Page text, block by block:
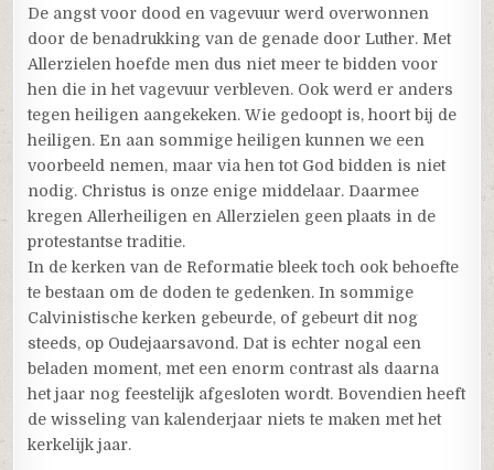
De angst voor dood en vagevuur werd overwonnen
door de benadrukking van de genade door Luther. Met
Allerzielen hoefde men dus niet meer te bidden voor
hen die in het vagevuur verbleven. Ook werd er anders
tegen heiligen aangekeken. Wie gedoopt is, hoort bij de
heiligen. En aan sommige heiligen kunnen we een
voorbeeld nemen, maar via hen tot God bidden is niet
nodig. Christus is onze enige middelaar. Daarmee
kregen Allerheiligen en Allerzielen geen plaats in de
protestantse traditie.
In de kerken van de Reformatie bleek toch ook behoefte
te bestaan om de doden te gedenken. In sommige
Calvinistische kerken gebeurde, of gebeurt dit nog
steeds, op Oudejaarsavond. Dat is echter nogal een
beladen moment, met een enorm contrast als daarna
het jaar nog feestelijk afgesloten wordt. Bovendien heeft
de wisseling van kalenderjaar niets te maken met het
kerkelijk jaar.